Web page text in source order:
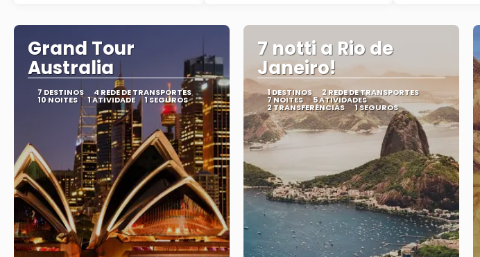
Grand Tour
Australia
7 DESTINOS 4 REDE DE TRANSPORTES
10 NOITES 1 ATIVIDADE 1 SEGUROS
7 notti a Rio de
Janeiro!
1 DESTINOS 2 REDE DE TRANSPORTES
7 NOITES 5 ATIVIDADES
2 TRANSFERÊNCIAS 1 SEGUROS